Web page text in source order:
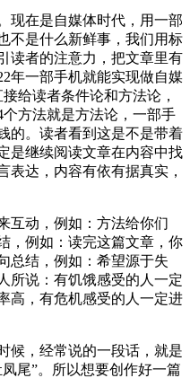
现在是自媒体时代，用一部
不是什么新鲜事，我们用标
读者的注意力，把文章里有
年一部手机就能实现做自媒
给读者条件论和方法论，
方法就是方法论，一部手
的。读者看到这是不是带着
是继续阅读文章在内容中找
表达，内容有依有据真实，
互动，例如：方法给你们
，例如：读完这篇文章，你
总结，例如：希望源于失
所说：有饥饿感受的人一定
高，有危机感受的人一定进
候，经常说的一段话，就是
尾”。所以想要创作好一篇